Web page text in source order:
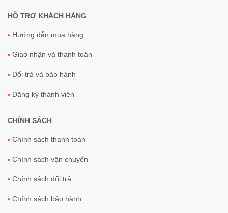
HỖ TRỢ KHÁCH HÀNG
Hướng dẫn mua hàng
Giao nhận và thanh toán
Đổi trả và bảo hành
Đăng ký thành viên
CHÍNH SÁCH
Chính sách thanh toán
Chính sách vận chuyển
Chính sách đổi trả
Chính sách bảo hành